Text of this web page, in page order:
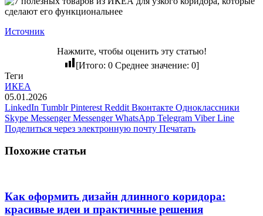
Источник
Нажмите, чтобы оценить эту статью!
[Итого: 0 Среднее значение: 0]
Теги
ИКЕА
05.01.2026
LinkedIn Tumblr Pinterest Reddit Вконтакте Одноклассники
Skype Messenger Messenger WhatsApp Telegram Viber Line
Поделиться через электронную почту Печатать
Похожие статьи
Как оформить дизайн длинного коридора:
красивые идеи и практичные решения